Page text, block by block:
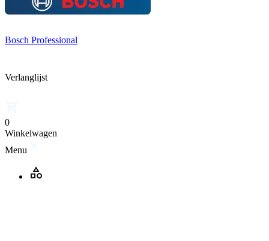
Bosch Professional
Verlanglijst
0
Winkelwagen
Menu